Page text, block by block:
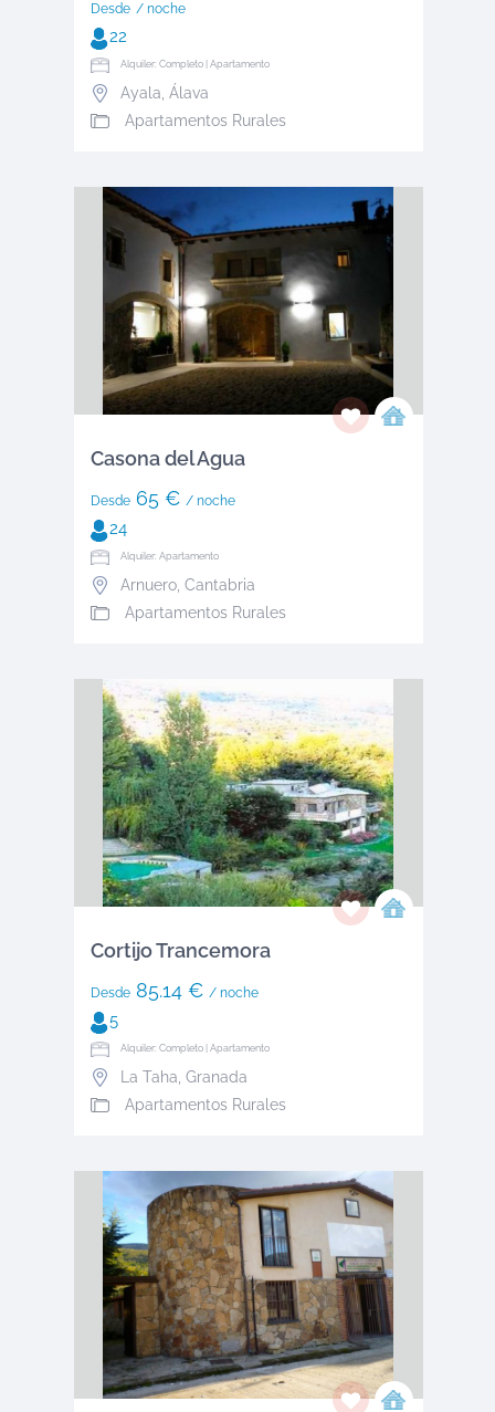
Desde / noche
22
Alquiler: Completo | Apartamento
Ayala Álava
Apartamentos Rurales
Casona del Agua
Desde65 € / noche
24
Alquiler: Apartamento
Arnuero, Cantabria
Apartamentos Rurales
Cortijo Trancemora
Desde85.14 € / noche
5
Alquiler: Completo | Apartamento
La Taha Granada
Apartamentos Rurales